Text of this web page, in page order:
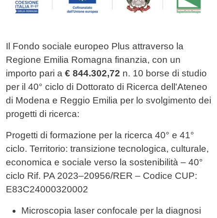
Il Fondo sociale europeo Plus attraverso la
Regione Emilia Romagna finanzia, con un
importo pari a € 844.302,72 n. 10 borse di studio
per il 40° ciclo di Dottorato di Ricerca dell'Ateneo
di Modena e Reggio Emilia per lo svolgimento dei
progetti di ricerca:
Progetti di formazione per la ricerca 40° e 41°
ciclo. Territorio: transizione tecnologica, culturale,
economica e sociale verso la sostenibilità – 40°
ciclo Rif. PA 2023–20956/RER – Codice CUP:
E83C24000320002
Microscopia laser confocale per la diagnosi